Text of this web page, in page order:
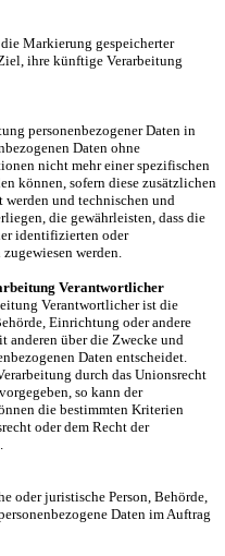
Markierung gespeicherter
ihre künftige Verarbeitung
personenbezogener Daten in
Daten ohne
nicht mehr einer spezifischen
können, sofern diese zusätzlichen
und technischen und
die gewährleisten, dass die
identifizierten oder
werden.
Verantwortlicher
Verantwortlicher ist die
Einrichtung oder andere
anderen über die Zwecke und
Daten entscheidet.
durch das Unionsrecht
so kann der
die bestimmten Kriterien
oder dem Recht der
oder juristische Person, Behörde,
Daten im Auftrag